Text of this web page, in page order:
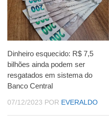
Dinheiro esquecido: R$ 7,5
bilhões ainda podem ser
resgatados em sistema do
Banco Central
07/12/2023 POR EVERALDO